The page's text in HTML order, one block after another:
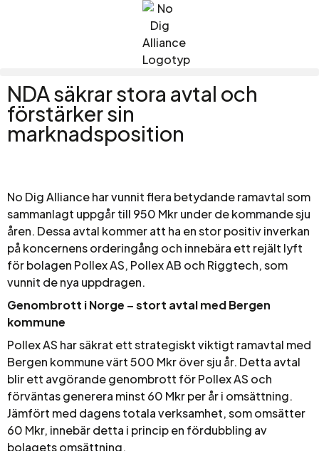
NDA säkrar stora avtal och
förstärker sin
marknadsposition
No Dig Alliance har vunnit flera betydande ramavtal som
sammanlagt uppgår till 950 Mkr under de kommande sju
åren. Dessa avtal kommer att ha en stor positiv inverkan
på koncernens orderingång och innebära ett rejält lyft
för bolagen Pollex AS, Pollex AB och Riggtech, som
vunnit de nya uppdragen.
Genombrott i Norge – stort avtal med Bergen
kommune
Pollex AS har säkrat ett strategiskt viktigt ramavtal med
Bergen kommune värt 500 Mkr över sju år. Detta avtal
blir ett avgörande genombrott för Pollex AS och
förväntas generera minst 60 Mkr per år i omsättning.
Jämfört med dagens totala verksamhet, som omsätter
60 Mkr, innebär detta i princip en fördubbling av
bolagets omsättning.